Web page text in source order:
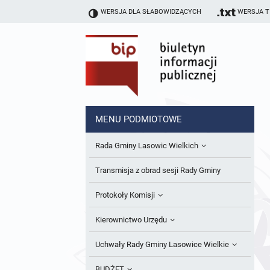
WERSJA DLA SŁABOWIDZĄCYCH WERSJA
MENU PODMIOTOWE
Rada Gminy Lasowic Wielkich
Sesje Rady Gminy
Skład Rady Gminy
Interpelacje i Zapytania Radnych
Komisje Rady Gminy i informacja o
Transmisja z obrad sesji Rady Gminy
Protokoły Komisji
Komisja Budżetu i Finansów
Komisja Oświatowa
Kierownictwo Urzędu
Wójt
Uchwały Rady Gminy Lasowice Wielkie